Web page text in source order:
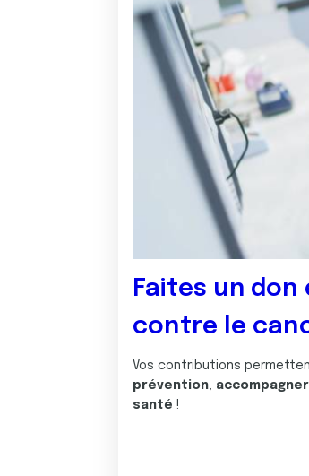
Faites un
contre le
Vos contributions
prévention,
santé !